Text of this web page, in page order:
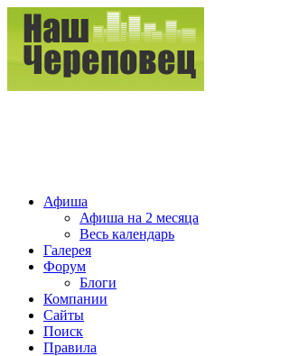
Афиша
Афиша на 2 месяца
Весь календарь
Галерея
Форум
Блоги
Компании
Сайты
Поиск
Правила